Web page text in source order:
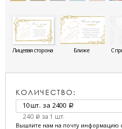
Лицевая сторона Ближе С
КОЛИЧЕСТВО:
10 шт. за 2400 a
240 a за 1 шт.
Вышлите нам на почту информацию